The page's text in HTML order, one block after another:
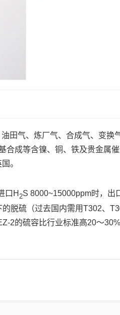
气、炼厂气、合成气、变换
成等含镍、铜、铁及贵金属
。
口H 2S 8000~15000ppm时，出
硫（过去国内需用T302、
硫容比行业标准高20～30%